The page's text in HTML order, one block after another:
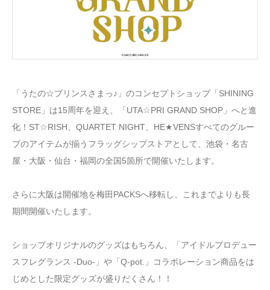
「うたの☆プリンスさまっ♪」のコンセプトショップ「SHINING
STORE」は15周年を迎え、「UTA☆PRI GRAND SHOP」へと進
化！ST☆RISH、QUARTET NIGHT、HE★VENSすべてのグルー
プのアイテムが揃うフラッグシップストアとして、池袋・名古
屋・大阪・仙台・福岡の全国5箇所で開催いたします。
さらに大阪は開催地を梅田PACKSへ移転し、これまでよりも長
期間開催いたします。
ショップオリジナルのグッズはもちろん、「アイドルプロデュー
スフレグランス -Duo-」や「Q-pot.」コラボレーション商品をは
じめとした限定グッズが盛りだくさん！！